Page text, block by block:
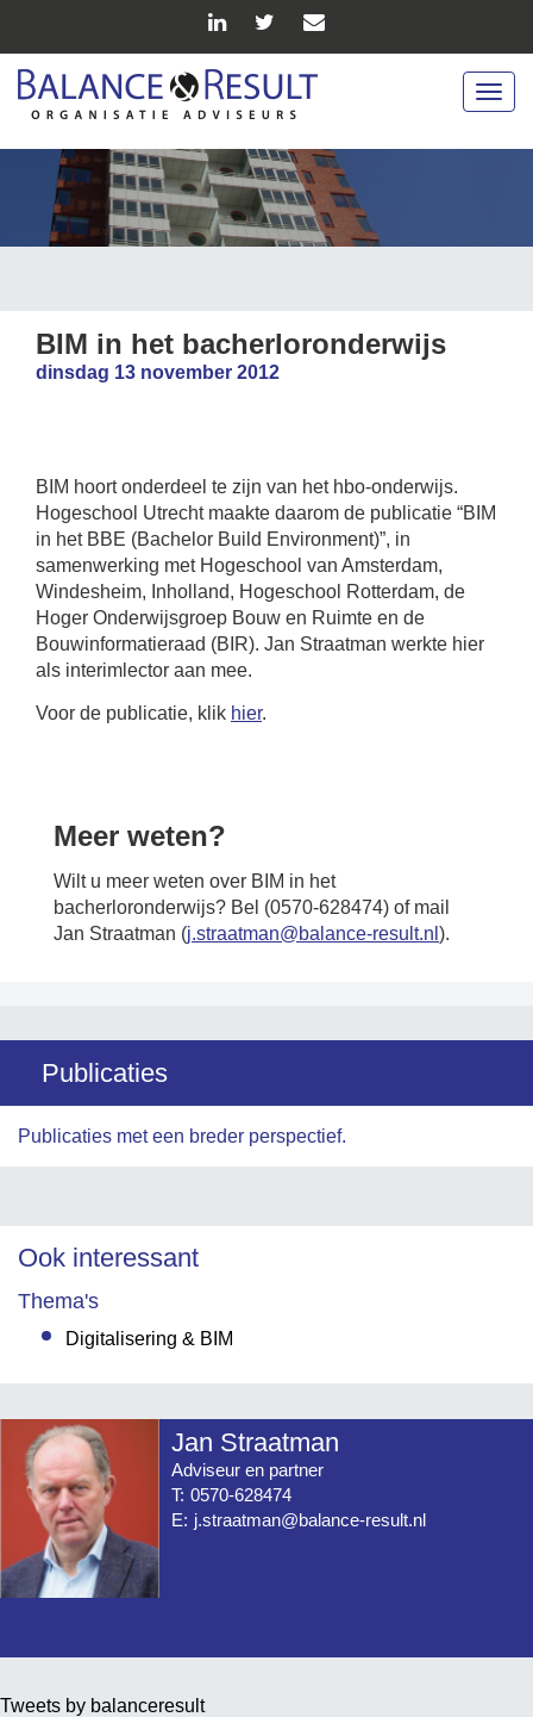
BIM in het bacherloronderwijs
dinsdag 13 november 2012
BIM hoort onderdeel te zijn van het hbo-onderwijs.
Hogeschool Utrecht maakte daarom de publicatie “BIM
in het BBE (Bachelor Build Environment)”, in
samenwerking met Hogeschool van Amsterdam,
Windesheim, Inholland, Hogeschool Rotterdam, de
Hoger Onderwijsgroep Bouw en Ruimte en de
Bouwinformatieraad (BIR). Jan Straatman werkte hier
als interimlector aan mee.
Voor de publicatie, klik hier.
Meer weten?
Wilt u meer weten over BIM in het
bacherloronderwijs? Bel (0570-628474) of mail
Jan Straatman (j.straatman@balance-result.nl ).
Publicaties
Publicaties met een breder perspectief.
Ook interessant
Thema's
Digitalisering & BIM
Jan Straatman
Adviseur en partner
T: 0570-628474
E: j.straatman@balance-result.nl
Tweets by balanceresult